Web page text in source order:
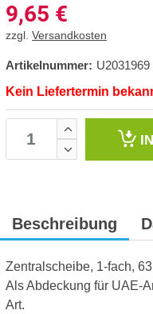
9,65 €
zzgl. Versandkosten
Artikelnummer: U2031969
Kein Liefertermin
Beschreibung
Zentralscheibe, 1-fach,
Als Abdeckung für UAE-
Art.